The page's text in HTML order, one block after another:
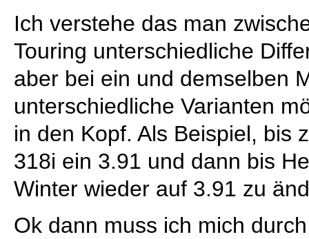
Ich verstehe das man
Touring unterschiedliche
aber bei ein und demselben
unterschiedliche Varianten
in den Kopf. Als Beispiel, bis
318i ein 3.91 und dann bis
Winter wieder auf 3.91 zu
Ok dann muss ich mich